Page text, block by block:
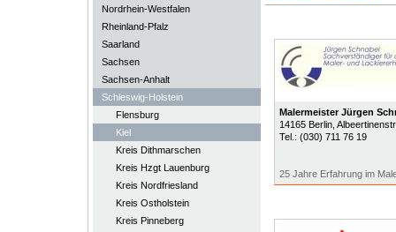
Nordrhein-Westfalen
Rheinland-Pfalz
Saarland
Sachsen
Sachsen-Anhalt
Schleswig-Holstein
Flensburg
Kiel
Kreis Dithmarschen
Kreis Hzgt Lauenburg
Kreis Nordfriesland
Kreis Ostholstein
Kreis Pinneberg
Malermeister Jürgen
14165 Berlin,
Tel.: (030) 711 76 19
25 Jahre Erfahrung im